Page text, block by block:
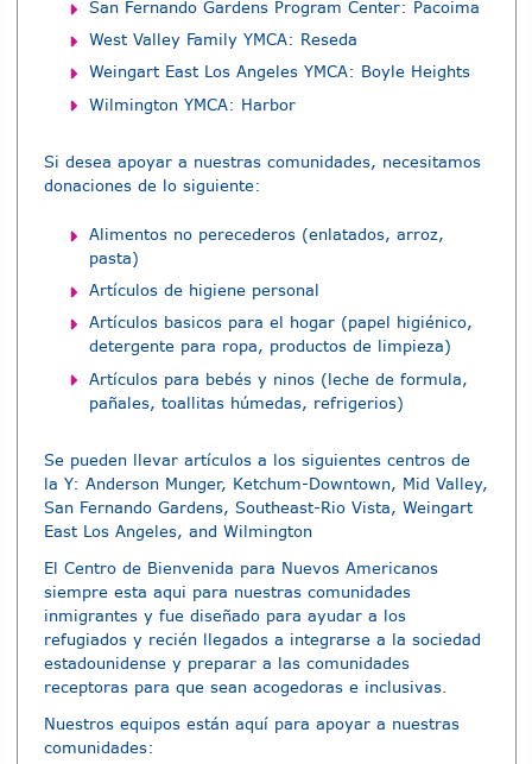
San Fernando Gardens Program Center: Pacoima
West Valley Family YMCA: Reseda
Weingart East Los Angeles YMCA: Boyle Heights
Wilmington YMCA: Harbor
Si desea apoyar a nuestras comunidades, necesitamos
donaciones de lo siguiente:
Alimentos no perecederos (enlatados, arroz,
pasta)
Artículos de higiene personal
Artículos basicos para el hogar (papel higiénico,
detergente para ropa, productos de limpieza)
Artículos para bebés y ninos (leche de formula,
pañales, toallitas húmedas, refrigerios)
Se pueden llevar artículos a los siguientes centros de
la Y: Anderson Munger, Ketchum-Downtown, Mid Valley,
San Fernando Gardens, Southeast-Rio Vista, Weingart
East Los Angeles, and Wilmington
El Centro de Bienvenida para Nuevos Americanos
siempre esta aqui para nuestras comunidades
inmigrantes y fue diseñado para ayudar a los
refugiados y recién llegados a integrarse a la sociedad
estadounidense y preparar a las comunidades
receptoras para que sean acogedoras e inclusivas.
Nuestros equipos están aquí para apoyar a nuestras
comunidades: